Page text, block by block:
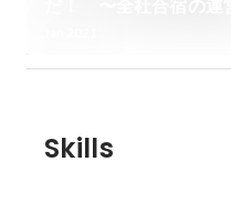
Skills